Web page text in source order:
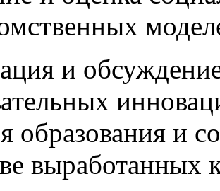
и
образования и
выработанных